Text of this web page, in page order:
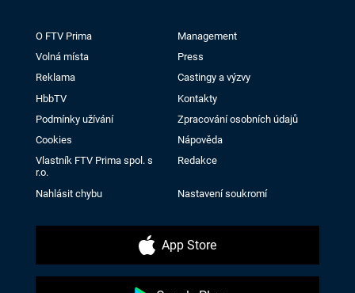
O FTV Prima
Management
Volná místa
Press
Reklama
Castingy a výzvy
HbbTV
Kontakty
Podmínky užívání
Zpracování osobních údajů
Cookies
Nápověda
Vlastník FTV Prima spol. s
r.o.
Redakce
Nahlásit chybu Nastavení soukromí
App Store